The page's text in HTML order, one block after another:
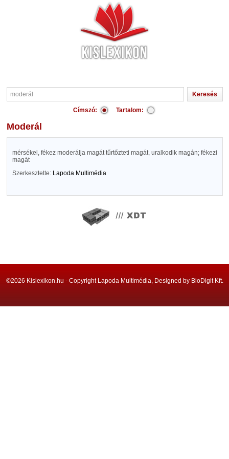
Címszó: Tartalom:
moderál
mérsékel, fékez moderálja magát tűrtőzteti magát, uralkodik magán; fékezi
magát
Szerkesztette: Lapoda Multimédia
©2026 Kislexikon.hu - Copyright Lapoda Multimédia, Designed by BioDigit Kft.